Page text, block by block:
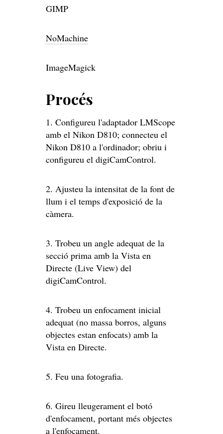
GIMP
NoMachine
ImageMagick
Procés
1. Configureu l'adaptador LMScope
amb el Nikon D810; connecteu el
Nikon D810 a l'ordinador; obriu i
configureu el digiCamControl.
2. Ajusteu la intensitat de la font de
llum i el temps d'exposició de la
càmera.
3. Trobeu un angle adequat de la
secció prima amb la Vista en
Directe (Live View) del
digiCamControl.
4. Trobeu un enfocament inicial
adequat (no massa borros, alguns
objectes estan enfocats) amb la
Vista en Directe.
5. Feu una fotografia.
6. Gireu lleugerament el botó
d'enfocament, portant més objectes
a l'enfocament.